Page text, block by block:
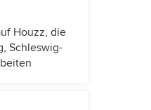
Houzz, die
Schleswig-